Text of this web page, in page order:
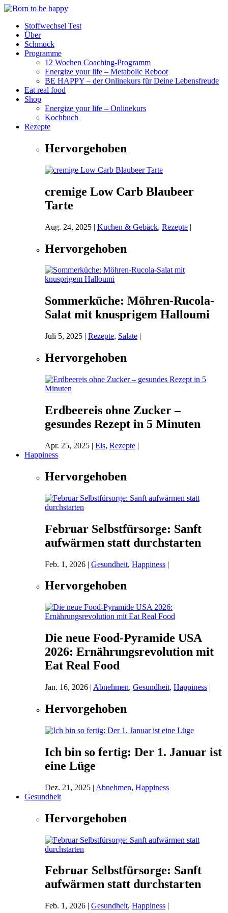
Stoffwechsel Test
Über
Schmuck
Programme
12 Wochen Coaching-Programm
Energize your life – Metabolic Reboot
BE HAPPY – der Onlinekurs für Deine Lebensfreude
Eat real food
Shop
Energize your life – Onlinekurs
Kochbuch
Rezepte
Hervorgehoben
cremige Low Carb Blaubeer
Tarte
Aug. 24, 2025 | Kuchen & Gebäck, Rezepte |
Hervorgehoben
Sommerküche: Möhren-Rucola-
Salat mit knusprigem Halloumi
Juli 5, 2025 | Rezepte, Salate |
Hervorgehoben
Erdbeereis ohne Zucker –
gesundes Rezept in 5 Minuten
Apr. 25, 2025 | Eis, Rezepte |
Happiness
Hervorgehoben
Februar Selbstfürsorge: Sanft
aufwärmen statt durchstarten
Feb. 1, 2026 | Gesundheit, Happiness |
Hervorgehoben
Die neue Food-Pyramide USA
2026: Ernährungsrevolution mit
Eat Real Food
Jan. 16, 2026 | Abnehmen, Gesundheit, Happiness |
Hervorgehoben
Ich bin so fertig: Der 1. Januar ist
eine Lüge
Dez. 21, 2025 | Abnehmen, Happiness
Gesundheit
Hervorgehoben
Februar Selbstfürsorge: Sanft
aufwärmen statt durchstarten
Feb. 1, 2026 | Gesundheit, Happiness |